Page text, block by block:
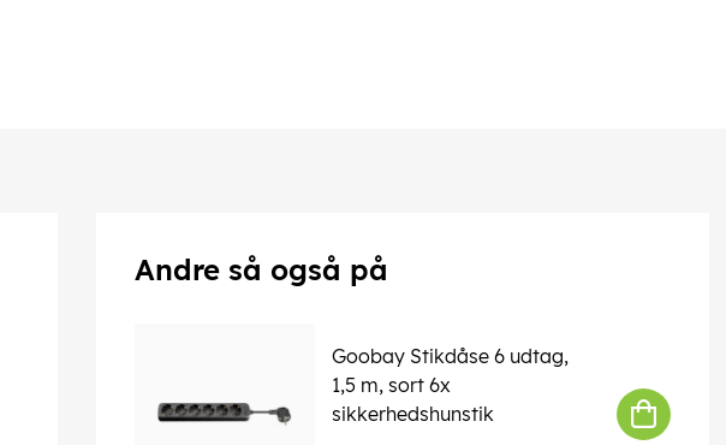
Andre så også på
Goobay Stikdåse 6 udtag,
1,5 m, sort 6x
sikkerhedshunstik